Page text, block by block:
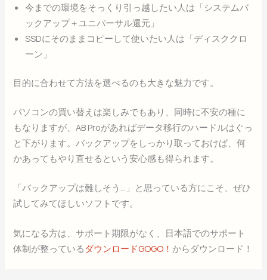
今までの環境をそっくり引っ越したい人は「システムバ
ックアップ＋ユニバーサル還元」
SSDにそのままコピーして使いたい人は「ディスククロ
ーン」
目的に合わせて方法を選べるのも大きな魅力です。
パソコンの買い替えは楽しみでもあり、同時に不安の種に
もなりますが、AB Proがあればデータ移行のハードルはぐっ
と下がります。バックアップをしっかり取っておけば、何
かあってもやり直せるという安心感も得られます。
「バックアップは難しそう…」と思っている方にこそ、ぜひ
試してみてほしいソフトです。
気になる方は、サポート期限がなく、日本語でのサポート
体制が整っている ダウンロードGOGO！ からダウンロード！